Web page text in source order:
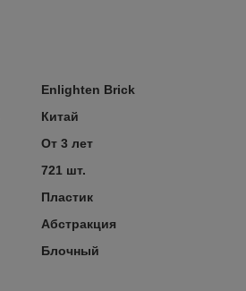
Enlighten Brick
Китай
От 3 лет
721 шт.
Пластик
Абстракция
Блочный